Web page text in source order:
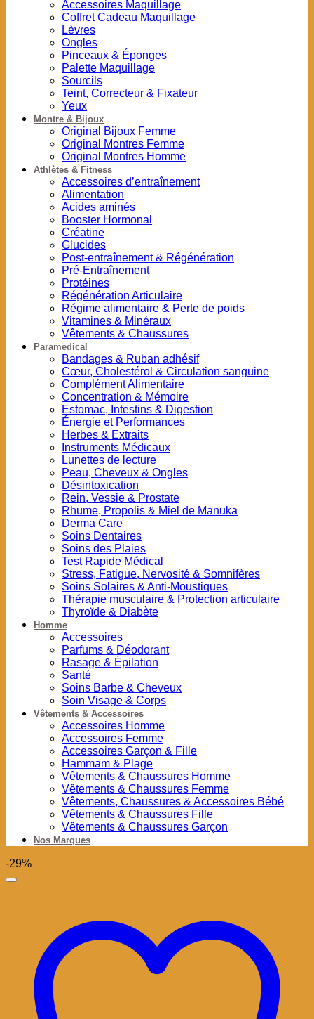
Accessoires Maquillage
Coffret Cadeau Maquillage
Lèvres
Ongles
Pinceaux & Éponges
Palette Maquillage
Sourcils
Teint, Correcteur & Fixateur
Yeux
Montre & Bijoux
Original Bijoux Femme
Original Montres Femme
Original Montres Homme
Athlètes & Fitness
Accessoires d’entraînement
Alimentation
Acides aminés
Booster Hormonal
Créatine
Glucides
Post-entraînement & Régénération
Pré-Entraînement
Protéines
Régénération Articulaire
Régime alimentaire & Perte de poids
Vitamines & Minéraux
Vêtements & Chaussures
Paramedical
Bandages & Ruban adhésif
Cœur, Cholestérol & Circulation sanguine
Complément Alimentaire
Concentration & Mémoire
Estomac, Intestins & Digestion
Énergie et Performances
Herbes & Extraits
Instruments Médicaux
Lunettes de lecture
Peau, Cheveux & Ongles
Désintoxication
Rein, Vessie & Prostate
Rhume, Propolis & Miel de Manuka
Derma Care
Soins Dentaires
Soins des Plaies
Test Rapide Médical
Stress, Fatigue, Nervosité & Somnifères
Soins Solaires & Anti-Moustiques
Thérapie musculaire & Protection articulaire
Thyroïde & Diabète
Homme
Accessoires
Parfums & Déodorant
Rasage & Épilation
Santé
Soins Barbe & Cheveux
Soin Visage & Corps
Vêtements & Accessoires
Accessoires Homme
Accessoires Femme
Accessoires Garçon & Fille
Hammam & Plage
Vêtements & Chaussures Homme
Vêtements & Chaussures Femme
Vêtements, Chaussures & Accessoires Bébé
Vêtements & Chaussures Fille
Vêtements & Chaussures Garçon
Nos Marques
-29%